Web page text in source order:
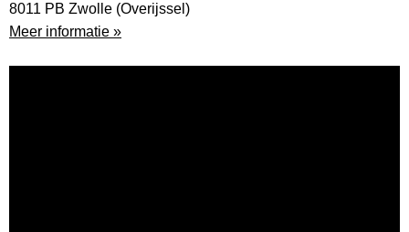
8011 PB Zwolle (Overijssel)
Meer informatie »